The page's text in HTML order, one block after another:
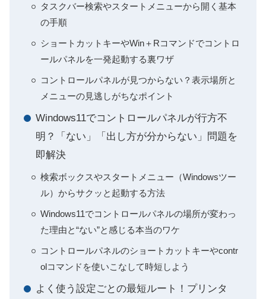
タスクバー検索やスタートメニューから開く基本
の手順
ショートカットキーやWin＋Rコマンドでコントロ
ールパネルを一発起動する裏ワザ
コントロールパネルが見つからない？表示場所と
メニューの見逃しがちなポイント
Windows11でコントロールパネルが行方不
明？「ない」「出し方が分からない」問題を
即解決
検索ボックスやスタートメニュー（Windowsツー
ル）からサクッと起動する方法
Windows11でコントロールパネルの場所が変わっ
た理由と“ない”と感じる本当のワケ
コントロールパネルのショートカットキーやcontr
olコマンドを使いこなして時短しよう
よく使う設定ごとの最短ルート！プリンタ